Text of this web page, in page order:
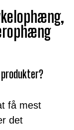
få mest
det